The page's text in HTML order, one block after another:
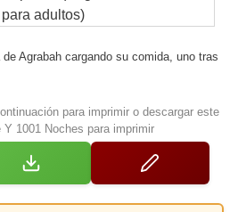
Agrabah cargando su comida, uno tras
para imprimir o descargar este
1001 Noches para imprimir